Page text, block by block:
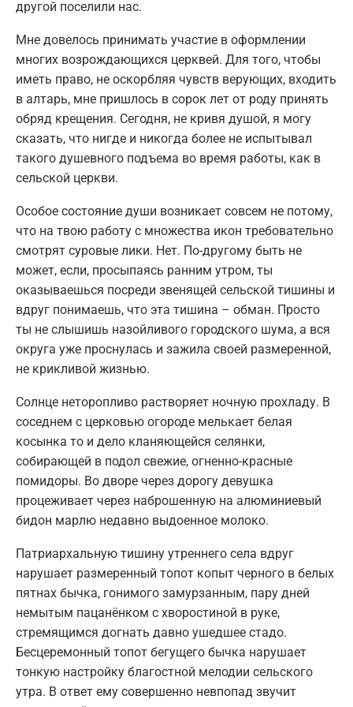
другой поселили нас.
Мне довелось принимать участие в оформлении
многих возрождающихся церквей. Для того, чтобы
иметь право, не оскорбляя чувств верующих, входить
в алтарь, мне пришлось в сорок лет от роду принять
обряд крещения. Сегодня, не кривя душой, я могу
сказать, что нигде и никогда более не испытывал
такого душевного подъема во время работы, как в
сельской церкви.
Особое состояние души возникает совсем не потому,
что на твою работу с множества икон требовательно
смотрят суровые лики. Нет. По-другому быть не
может, если, просыпаясь ранним утром, ты
оказываешься посреди звенящей сельской тишины и
вдруг понимаешь, что эта тишина – обман. Просто
ты не слышишь назойливого городского шума, а вся
округа уже проснулась и зажила своей размеренной,
не крикливой жизнью.
Солнце неторопливо растворяет ночную прохладу. В
соседнем с церковью огороде мелькает белая
косынка то и дело кланяющейся селянки,
собирающей в подол свежие, огненно-красные
помидоры. Во дворе через дорогу девушка
процеживает через наброшенную на алюминиевый
бидон марлю недавно выдоенное молоко.
Патриархальную тишину утреннего села вдруг
нарушает размеренный топот копыт черного в белых
пятнах бычка, гонимого замурзанным, пару дней
немытым пацанёнком с хворостиной в руке,
стремящимся догнать давно ушедшее стадо.
Бесцеремонный топот бегущего бычка нарушает
тонкую настройку благостной мелодии сельского
утра. В ответ ему совершенно невпопад звучит